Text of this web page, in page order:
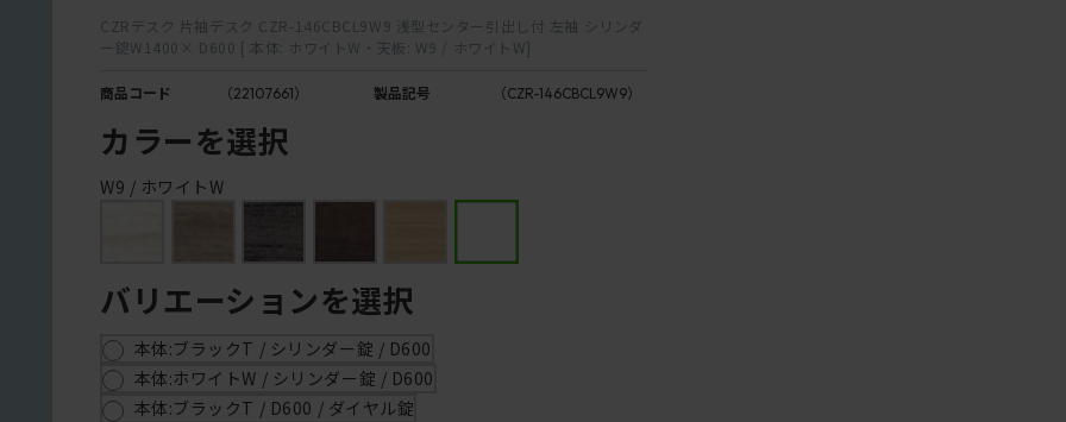
CZRデスク 片袖デスク CZR-146CBCL9W9 浅型センター引出し付 左袖 シリンダ
ー錠W1400× D600 [ 本体: ホワイトW・天板: W9 / ホワイトW]
商品コード （22107661） 製品記号 （CZR-146CBCL9W9）
カラーを選択
W9 / ホワイトW
バリエーションを選択
本体:ブラックT / シリンダー錠 / D600
本体:ホワイトW / シリンダー錠 / D600
本体:ブラックT / D600 / ダイヤル錠